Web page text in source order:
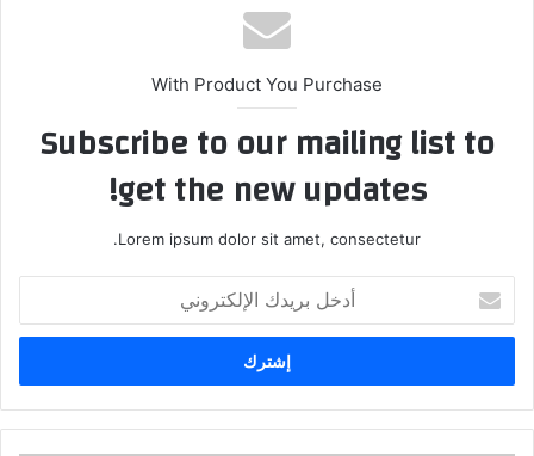
ب
With Product You Purchase
Subscribe to our mailing list to
get the new updates!
Lorem ipsum dolor sit amet, consectetur.
خ
ب
ر